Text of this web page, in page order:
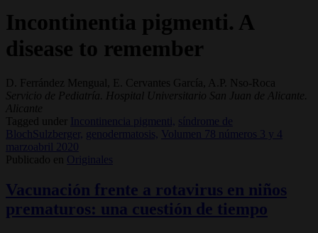
Incontinentia pigmenti. A
disease to remember
D. Ferrández Mengual, E. Cervantes García, A.P. Nso-Roca
Servicio de Pediatría. Hospital Universitario San Juan de Alicante.
Alicante
Tagged under
Incontinencia pigmenti,
síndrome de
BlochSulzberger,
genodermatosis,
Volumen 78 números 3 y 4
marzoabril 2020
Publicado en
Originales
Vacunación frente a rotavirus en niños
prematuros: una cuestión de tiempo